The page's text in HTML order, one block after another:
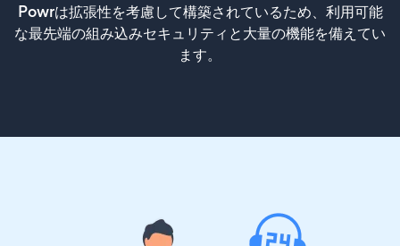
Powrは拡張性を考慮して構築されているため、利用可能
な最先端の組み込みセキュリティと大量の機能を備えてい
ます。